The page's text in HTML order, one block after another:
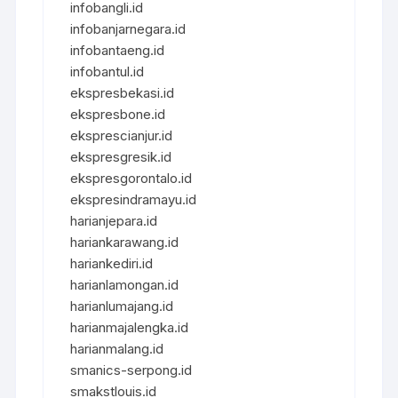
infobangli.id
infobanjarnegara.id
infobantaeng.id
infobantul.id
ekspresbekasi.id
ekspresbone.id
eksprescianjur.id
ekspresgresik.id
ekspresgorontalo.id
ekspresindramayu.id
harianjepara.id
hariankarawang.id
hariankediri.id
harianlamongan.id
harianlumajang.id
harianmajalengka.id
harianmalang.id
smanics-serpong.id
smakstlouis.id